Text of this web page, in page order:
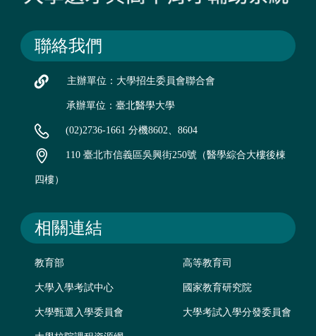
聯絡我們
主辦單位：大學招生委員會聯合會
承辦單位：臺北醫學大學
(02)2736-1661 分機8602、8604
110 臺北市信義區吳興街250號（醫學綜合大樓後棟
四樓）
相關連結
教育部 高等教育司
大學入學考試中心 國家教育研究院
大學甄選入學委員會 大學考試入學分發委員會